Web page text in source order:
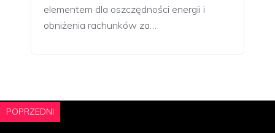
elementem dla oszczędności energii i
obniżenia rachunków za…
POPRZEDNI